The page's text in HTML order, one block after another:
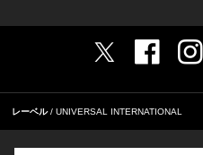
レーベル UNIVERSAL INTERNATIONAL